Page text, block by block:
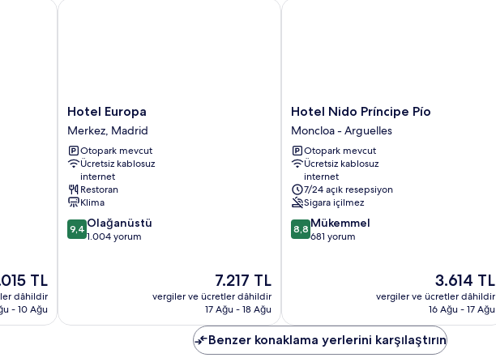
TL
TL
dâhildir
- 10 Ağu
Hotel
Europa
Merkez,
Madrid
Hotel Europa
Merkez, Madrid
Otopark mevcut
Ücretsiz kablosuz
internet
Restoran
Klima
10
üzerinden
9,4 Olağanüstü
1.004 yorum
Güncel
fiyat:
7.217 TL
7.217 TL
vergiler ve ücretler dâhildir
17 Ağu - 18 Ağu
Hotel Europa
Hotel
Nido
Príncipe
Pío
Moncloa
-
Arguelles
Hotel Nido Príncipe Pío
Moncloa - Arguelles
Otopark mevcut
Ücretsiz kablosuz
internet
7/24 açık resepsiyon
Sigara içilmez
10
üzerinden
8,8 Mükemmel
681 yorum
Güncel
fiyat:
3.614 TL
3.614 TL
vergiler ve ücretler dâhildir
16 Ağu - 17 Ağu
Hotel Nido Príncipe Pío
Benzer konaklama yerlerini karşılaştırın